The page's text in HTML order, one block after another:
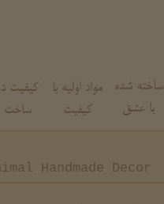
ساخته شده
با عشق
مواد اولیه با
کیفیت
کیفیت
ساخت
Handmade Decor